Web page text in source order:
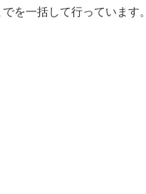
を一括して行っています。